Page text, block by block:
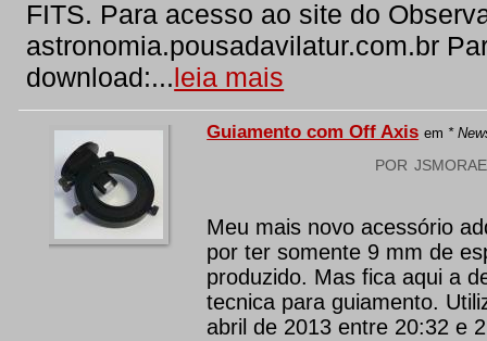
FITS. Para acesso ao site do
astronomia.pousadavilatur.com.br
download:...leia mais
Guiamento com Off Axis em *
por
Meu mais novo acessório
por ter somente 9 mm de
produzido. Mas fica aqui a
tecnica para guiamento.
abril de 2013 entre 20:32 e